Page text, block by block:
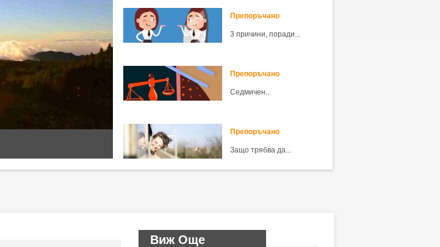
Препоръчано
3 причини, поради...
Препоръчано
Седмичен...
Препоръчано
Защо трябва да...
Виж Още